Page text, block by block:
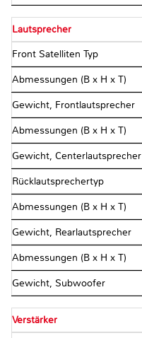
Lautsprecher
Front Satelliten Typ
Abmessungen (B x H x T)
Gewicht, Frontlautsprecher
Abmessungen (B x H x T)
Gewicht, Centerlautsprecher
Rücklautsprechertyp
Abmessungen (B x H x T)
Gewicht, Rearlautsprecher
Abmessungen (B x H x T)
Gewicht, Subwoofer
Verstärker